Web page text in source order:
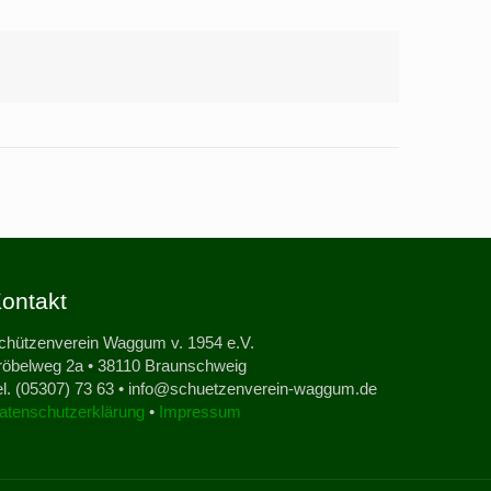
Waggum v. 1954 e.V.
2a • 38110 Braunschweig
(05307) 73 63 • info@schuetzenverein-waggum.de
• Impressum